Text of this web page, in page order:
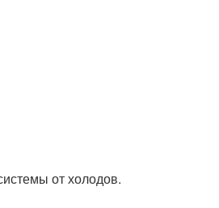
от холодов.